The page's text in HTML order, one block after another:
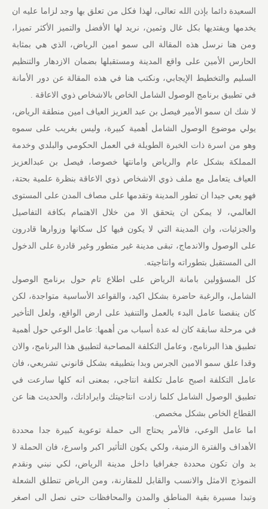
السعيدة دائما بإذن الله تعالى، لهذا فكل من تعلق بها وجد لزاما عليه ان
يخدمها ويفتديها بكل غال وثمين، نريد لها الأفضل والتميز الأكثر تميزا،
ومن هنا نرسل هذه المقالة الى سمو امين الرياض، الذي هي بمثابة
الحارس الأمين على واقع المدينة ومستقبلها بضمان الازدهار والتنظيم
السليم والتخطيط الإيجابي، ونكتب هنا في هذه المقالة عن دور الأمانة
في تطبيق برنامج الوصول الشامل الخاص بالاشخاص ذوي الاعاقة .
لا شك ان سمو الأمير فيصل بن عبد العزيز العياف امين منطقة الرياض،
يولي موضوع الوصول الشامل أهمية كبيرة، وليس بغريب على سموه
وهو من اسرة ذات الخبرة الطويلة في العمل الحكومي والبلدي وخدمة
المملكة بشكل عام والرياض وامانتها خصوصا، فيصل بن عبدالعزيز
العياف يتعامل مع ملف ذوي الاشخاص ذوي الاعاقة بنظرة علمية بحتة،
فهو يعي جيدا ان تطور المدينة وتقدمها على مصاف المدن على المستوى
العالمي، لا يمكن ان يتحقق الا من خلال الاهتمام بكافة التفاصيل
والجزئيات، وان المدينة التي لا يكون فيها كل سكانها وزوارها قادرون
على الوصول والاندماج، تبقى مدينة غير متطور وغير قادرة على الدخول
الى المستقبل بتطوراته وانتاجيته.
كل المسؤولين بامانة الرياض على اطلاع تام حول برنامج الوصول
الشامل، والرغبة حاضرة بشكل اكيد، والقواعد الأساسية متواجدة، لكن
كان ينقصنا عامل البدء بالعمل والتنفيذ على ارض الواقع، ولعل التأخير
في مرحلة سابقة كان له عدة أسباب من أهمها: عامل الوعي حول أهمية
تطبيق هذا البرنامج، وعامل التكلفة المصاحبة لتطبيق هذا البرنامج، والان
وقدا علق سمو الامين الجرس وبدا بتطبيقه بشكل قانوني تشريعي، فان
عامل التكلفة اصبح عامل تكلفة انتاجي، بمعنى انه كلها سارعت في
تطبيق الوصول الشامل كلما زادت انتاجيتك وايراداتك، والحديث هنا عن
القطاع الخاص بشكل مخصص.
اما عامل الوعي، فالأمر يحتاج الى حملة توعوية كبيرة جدا محددة
الأهداف والفترة الزمنية، ولكي يكون التأثير اكبر واسرع، فان الحملة لا
بد وان تكون محددة جغرافيا داخل مدينة الرياض، لكي نبني ونقدم
النموذج الامثل والانسب والقابل للمقارنة، ومن الرياض تنطلق الشعلة
وتبدا مسيرة بقية المناطق والمدن والمحافظات حتى نصل الى اصغر